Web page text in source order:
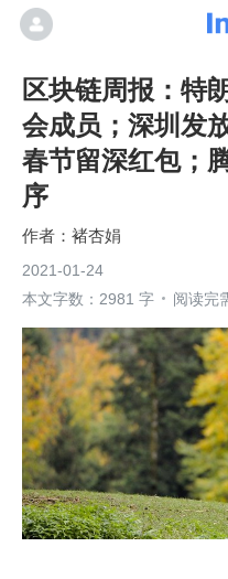
区块链周报：特
会成员；深圳发
春节留深红包；
序
褚杏娟
2021-01-24
本文字数：2981 字
阅读完